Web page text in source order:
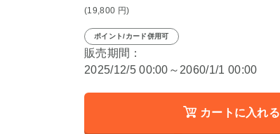
(19,800 円)
ポイント/カード併用可
販売期間：
2025/12/5 00:00～2060/1/1 00:00
カートに入れる